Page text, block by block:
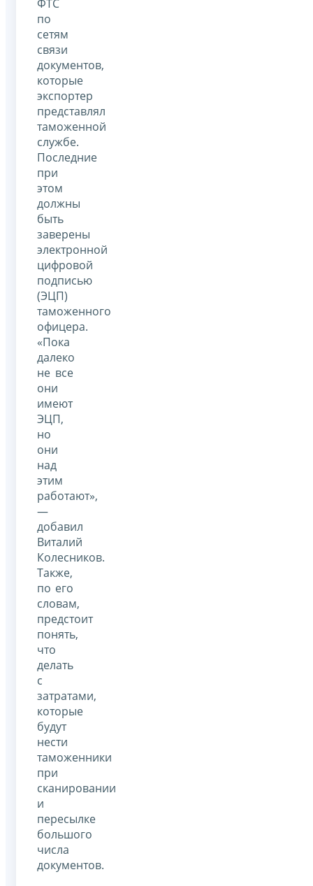
ФТС
по
сетям
связи
документов,
которые
экспортер
представлял
таможенной
службе.
Последние
при
этом
должны
быть
заверены
электронной
цифровой
подписью
(ЭЦП)
таможенного
офицера.
«Пока
далеко
не все
они
имеют
ЭЦП,
но
они
над
этим
работают»,
—
добавил
Виталий
Колесников.
Также,
по его
словам,
предстоит
понять,
что
делать
с
затратами,
которые
будут
нести
таможенники
при
сканировании
и
пересылке
большого
числа
документов.